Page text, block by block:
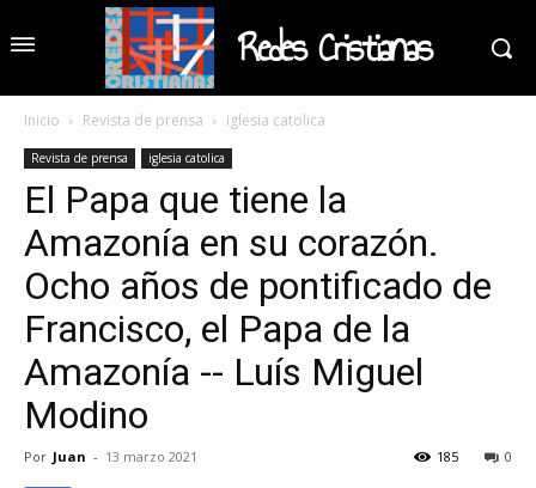
Redes Cristianas
Inicio Revista de prensa iglesia catolica
Revista de prensa iglesia catolica
El Papa que tiene la
Amazonía en su corazón.
Ocho años de pontificado de
Francisco, el Papa de la
Amazonía -- Luís Miguel
Modino
Por Juan - 13 marzo 2021 0
185